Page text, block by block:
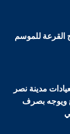
القرعة للموسم
مدينة نصر
ويوجه بصرف